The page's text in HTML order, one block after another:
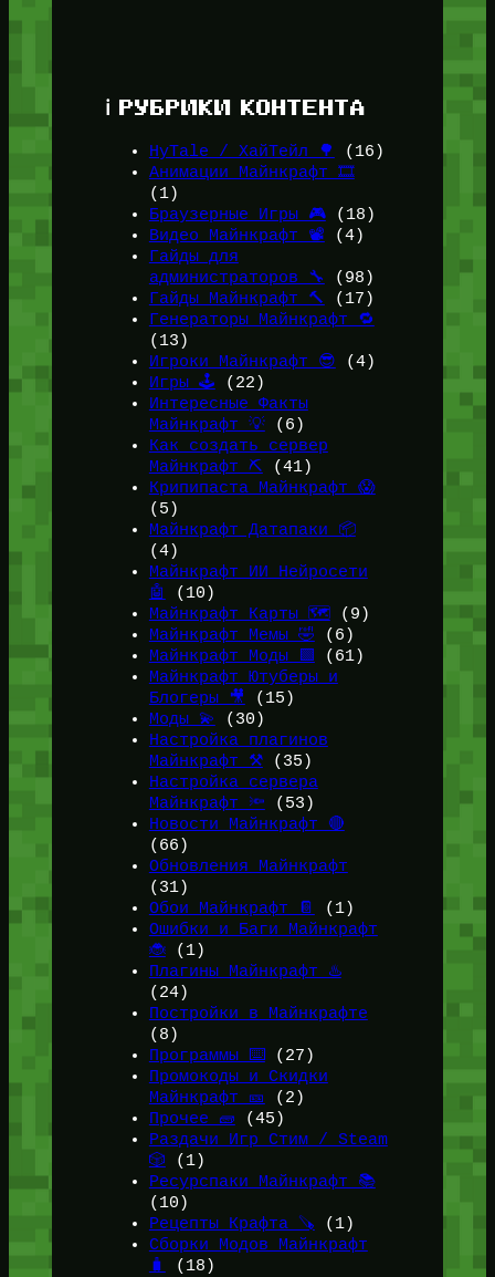
ℹ️ РУБРИКИ КОНТЕНТА
HyTale / ХайТейл 🌳
(16)
Анимации Майнкрафт 🎞️
(1)
Браузерные Игры 🎮(18)
Видео Майнкрафт 📽️ (4)
Гайды для
администраторов 🔧
(98)
Гайды Майнкрафт 🔨
(17)
Генераторы Майнкрафт 🔁
(13)
Игроки Майнкрафт 😎 (4)
Игры 🕹️ (22)
Интересные Факты
Майнкрафт 💡(6)
Как создать сервер
Майнкрафт ⛏️ (41)
Крипипаста Майнкрафт 😱
(5)
Майнкрафт Датапаки 📦
(4)
Майнкрафт ИИ Нейросети
🤖
(10)
Майнкрафт Карты 🗺️(9)
Майнкрафт Мемы 🤣 (6)
Майнкрафт Моды 🟩 (61)
Майнкрафт Ютуберы и
Блогеры 🎥
(15)
Моды 💫
(30)
Настройка плагинов
Майнкрафт ⚒️(35)
Настройка сервера
Майнкрафт 🔦 (53)
Новости Майнкрафт 🔴
(66)
Обновления Майнкрафт
(31)
Обои Майнкрафт 📔
(1)
Ошибки и Баги Майнкрафт
🐞(1)
Плагины Майнкрафт ♨️
(24)
Постройки в Майнкрафте
(8)
Программы ⌨️(27)
Промокоды и Скидки
Майнкрафт 🎫
(2)
Прочее 🧱 (45)
Раздачи Игр Стим / Steam
🎲 (1)
Ресурспаки Майнкрафт 📚
(10)
Рецепты Крафта 🪚 (1)
Сборки Модов Майнкрафт
🧳
(18)